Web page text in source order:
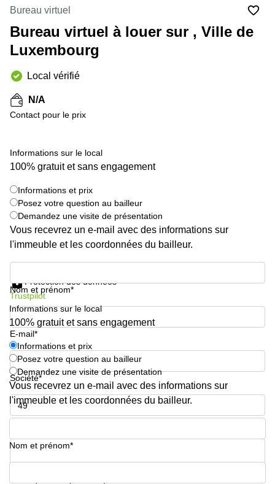
Esch-sur-
Alzette
Sandweiler
Bureaux
Esch-
sur-
Bureaux
Sandweiler
Bureaux
Luxembourg
Centres
d’affaires
Bertrange
Centres
sur-
Alzette
Centres
d’affaires
Sandweiler
Bureau virtuel
Bureau virtuel à louer sur , Ville de
Luxembourg
Local vérifié
N/A
Contact pour le prix
Informations sur le local
100% gratuit et sans engagement
Informations et prix
Posez votre question au bailleur
Demandez une visite de présentation
Vous recevrez un e-mail avec des informations sur
l'immeuble et les coordonnées du bailleur.
Nom et prénom*
E-mail*
Société*
Numéro de téléphone*
Protection des données
Trustpilot
Informations sur le local
100% gratuit et sans engagement
Informations et prix
Posez votre question au bailleur
Demandez une visite de présentation
Vous recevrez un e-mail avec des informations sur
l'immeuble et les coordonnées du bailleur.
Nom et prénom*